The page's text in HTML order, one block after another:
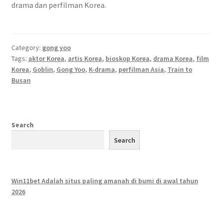
drama dan perfilman Korea.
Category: gong yoo
Tags: aktor Korea, artis Korea, bioskop Korea, drama Korea, film
Korea, Goblin, Gong Yoo, K-drama, perfilman Asia, Train to
Busan
Search
Search
Win11bet Adalah situs paling amanah di bumi di awal tahun
2026